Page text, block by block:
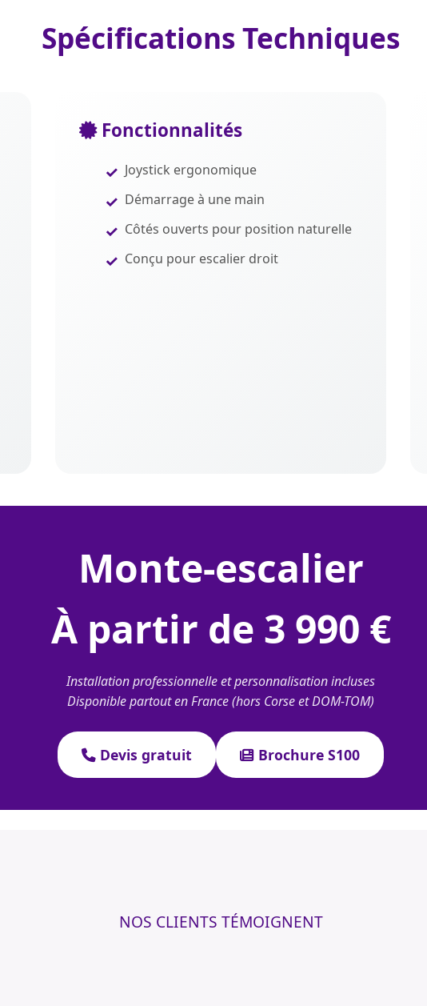
Spécifications Techniques
Fonctionnalités
Joystick ergonomique
Démarrage à une main
Côtés ouverts pour position naturelle
Conçu pour escalier droit
monte-escalier
À partir de 3 990 €
Installation professionnelle et personnalisation incluses
Disponible partout en France (hors Corse et DOM-TOM)
Devis gratuit Brochure S100
NOS CLIENTS TÉMOIGNENT